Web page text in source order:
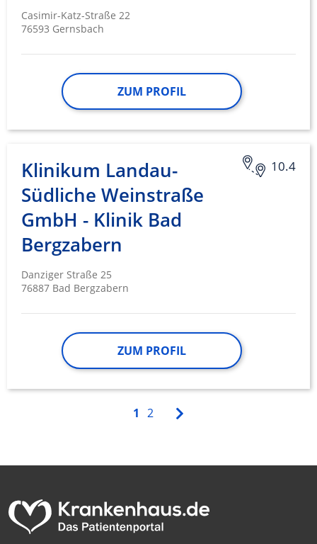
Casimir-Katz-Straße 22
76593 Gernsbach
ZUM PROFIL
10.4
Klinikum Landau-
Südliche Weinstraße
GmbH - Klinik Bad
Bergzabern
Danziger Straße 25
76887 Bad Bergzabern
ZUM PROFIL
1 2